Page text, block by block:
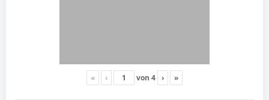
« ‹ von 4 › »